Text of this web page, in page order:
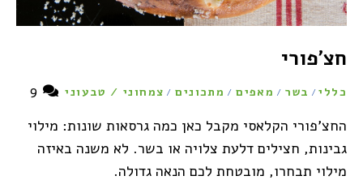
חצ'פורי
כללי/ בשר / מאפים / מתכונים / צמחוני / טבעוני 9
החצ'פורי הקלאסי מקבל כאן כמה גרסאות שונות: מילוי
גבינות, חצילים דלעת צלויה או בשר. לא משנה באיזה
מילוי תבחרו, מובטחת לכם הנאה גדולה.